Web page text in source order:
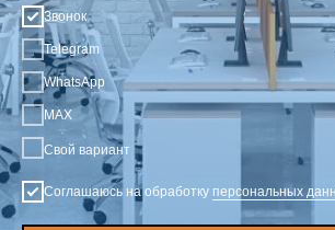
Звонок
Telegram
WhatsApp
MAX
Свой вариант
Соглашаюсь на обработку персональных